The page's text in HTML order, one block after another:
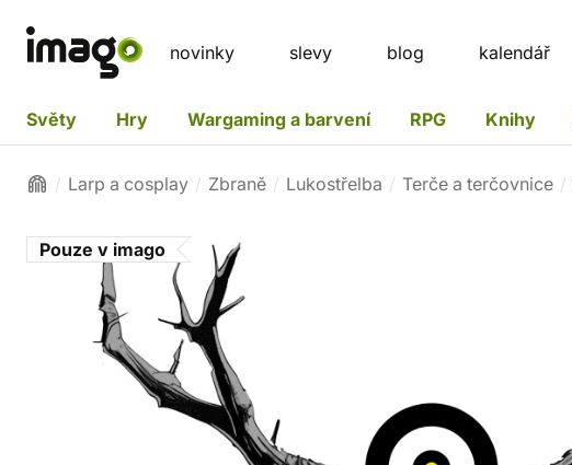
novinky slevy blog kalendář
Světy Hry Wargaming a barvení RPG Knihy
Larp a cosplay Zbraně Lukostřelba Terče a terčovnice
Pouze v imago